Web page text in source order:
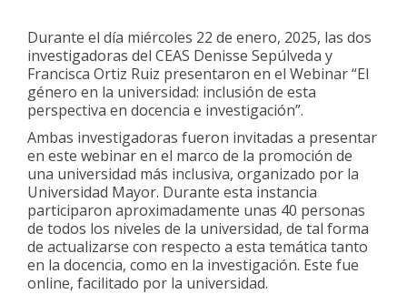
Durante el día miércoles 22 de enero, 2025, las dos
investigadoras del CEAS Denisse Sepúlveda y
Francisca Ortiz Ruiz presentaron en el Webinar “El
género en la universidad: inclusión de esta
perspectiva en docencia e investigación”.
Ambas investigadoras fueron invitadas a presentar
en este webinar en el marco de la promoción de
una universidad más inclusiva, organizado por la
Universidad Mayor. Durante esta instancia
participaron aproximadamente unas 40 personas
de todos los niveles de la universidad, de tal forma
de actualizarse con respecto a esta temática tanto
en la docencia, como en la investigación. Este fue
online, facilitado por la universidad.